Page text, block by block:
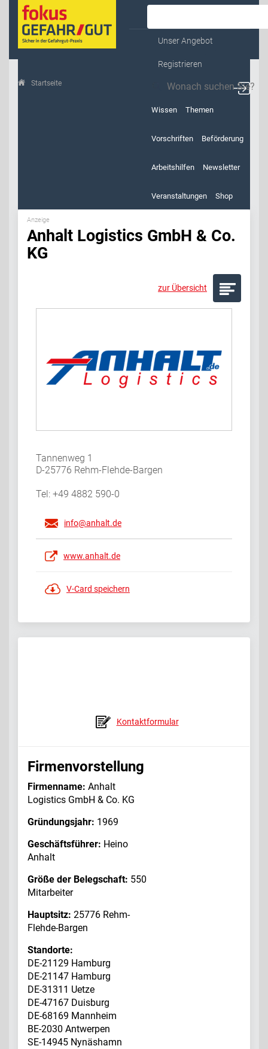
Unser Angebot
Registrieren
Wissen Themen
Vorschriften Beförderung
Arbeitshilfen Newsletter
Veranstaltungen Shop
Startseite Anhalt Logistics GmbH & Co. KG
Anzeige
Anhalt Logistics GmbH & Co.
KG
zur Übersicht
Tannenweg 1
D-25776 Rehm-Flehde-Bargen
Tel: +49 4882 590-0
info@anhalt.de
www.anhalt.de
V-Card speichern
Kontaktformular
Firmenvorstellung
Firmenname: Anhalt
Logistics GmbH & Co. KG
Gründungsjahr: 1969
Geschäftsführer: Heino
Anhalt
Größe der Belegschaft: 550
Mitarbeiter
Hauptsitz: 25776 Rehm-
Flehde-Bargen
Standorte:
DE-21129 Hamburg
DE-21147 Hamburg
DE-31311 Uetze
DE-47167 Duisburg
DE-68169 Mannheim
BE-2030 Antwerpen
SE-14945 Nynäshamn